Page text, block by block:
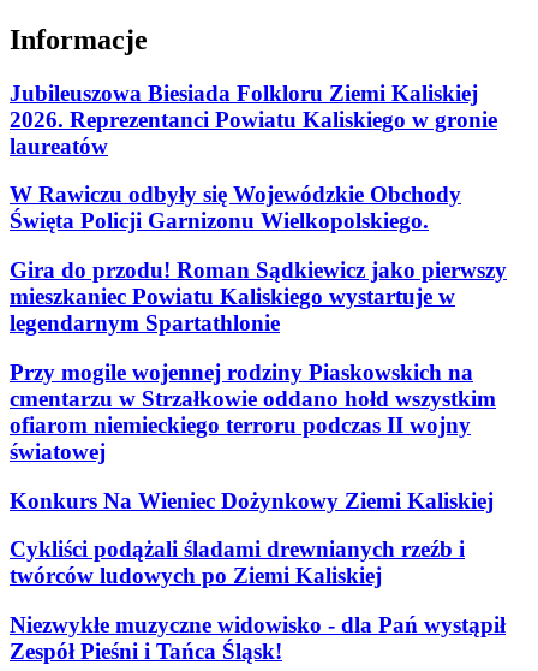
Informacje
Jubileuszowa Biesiada Folkloru Ziemi Kaliskiej
2026. Reprezentanci Powiatu Kaliskiego w gronie
laureatów
W Rawiczu odbyły się Wojewódzkie Obchody
Święta Policji Garnizonu Wielkopolskiego.
Gira do przodu! Roman Sądkiewicz jako pierwszy
mieszkaniec Powiatu Kaliskiego wystartuje w
legendarnym Spartathlonie
Przy mogile wojennej rodziny Piaskowskich na
cmentarzu w Strzałkowie oddano hołd wszystkim
ofiarom niemieckiego terroru podczas II wojny
światowej
Konkurs Na Wieniec Dożynkowy Ziemi Kaliskiej
Cykliści podążali śladami drewnianych rzeźb i
twórców ludowych po Ziemi Kaliskiej
Niezwykłe muzyczne widowisko - dla Pań wystąpił
Zespół Pieśni i Tańca Śląsk!